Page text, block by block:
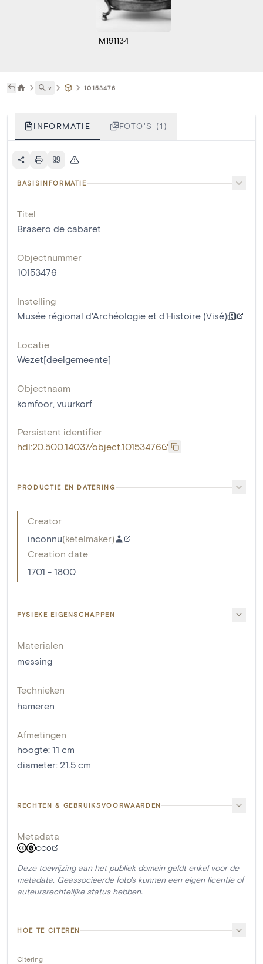
M191134
˅ 10153476
INFORMATIE FOTO'S (1)
BASISINFORMATIE
Titel
Brasero de cabaret
Objectnummer
10153476
Instelling
Musée régional d'Archéologie et d'Histoire (Visé)
Locatie
Wezet[deelgemeente]
Objectnaam
komfoor, vuurkorf
Persistent identifier
hdl:20.500.14037/object.10153476
PRODUCTIE EN DATERING
Creator
inconnu(ketelmaker)
Creation date
1701 - 1800
FYSIEKE EIGENSCHAPPEN
Materialen
messing
Technieken
hameren
Afmetingen
hoogte: 11 cm
diameter: 21.5 cm
RECHTEN & GEBRUIKSVOORWAARDEN
Metadata
CC0
Deze toewijzing aan het publiek domein geldt enkel voor de
metadata. Geassocieerde foto's kunnen een eigen licentie of
auteursrechtelijke status hebben.
HOE TE CITEREN
Citering